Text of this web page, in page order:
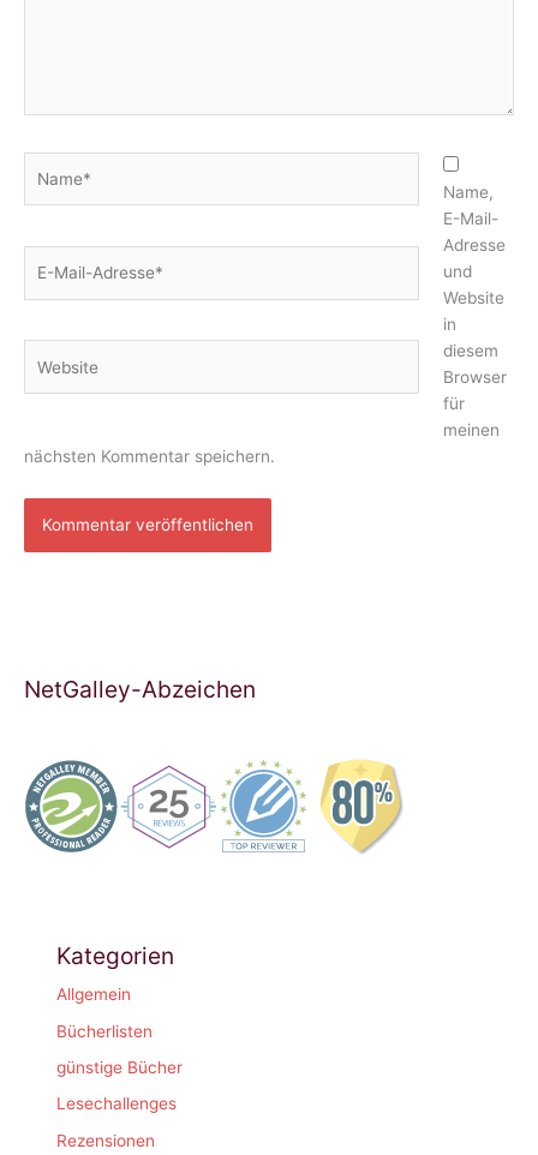
Mail-
Name,
E-Mail-
Adresse
und
Website
in
diesem
Browser
für
meinen
nächsten Kommentar speichern.
NetGalley-Abzeichen
Kategorien
Allgemein
Bücherlisten
günstige Bücher
Lesechallenges
Rezensionen